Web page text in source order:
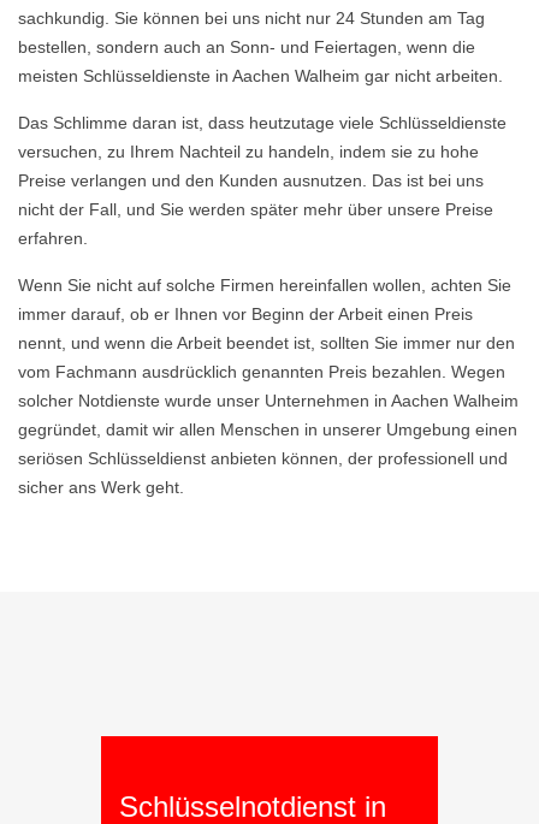
sachkundig. Sie können bei uns nicht nur 24 Stunden am Tag
bestellen, sondern auch an Sonn- und Feiertagen, wenn die
meisten Schlüsseldienste in Aachen Walheim gar nicht arbeiten.
Das Schlimme daran ist, dass heutzutage viele Schlüsseldienste
versuchen, zu Ihrem Nachteil zu handeln, indem sie zu hohe
Preise verlangen und den Kunden ausnutzen. Das ist bei uns
nicht der Fall, und Sie werden später mehr über unsere Preise
erfahren.
Wenn Sie nicht auf solche Firmen hereinfallen wollen, achten Sie
immer darauf, ob er Ihnen vor Beginn der Arbeit einen Preis
nennt, und wenn die Arbeit beendet ist, sollten Sie immer nur den
vom Fachmann ausdrücklich genannten Preis bezahlen. Wegen
solcher Notdienste wurde unser Unternehmen in Aachen Walheim
gegründet, damit wir allen Menschen in unserer Umgebung einen
seriösen Schlüsseldienst anbieten können, der professionell und
sicher ans Werk geht.
Schlüsselnotdienst in